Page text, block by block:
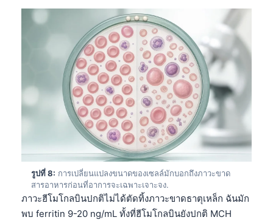
รูปที่ 8: การเปลี่ยนแปลงขนาดของเซลล์มักบอกถึงภาวะขาด
สารอาหารก่อนที่อาการจะเฉพาะเจาะจง.
ภาวะฮีโมโกลบินปกติไม่ได้ตัดทิ้งภาวะขาดธาตุเหล็ก ฉันมัก
พบ ferritin 9-20 ng/mL ทั้งที่ฮีโมโกลบินยังปกติ MCH
Italiano
Ελληνικά
Türkçe
Română
简体中文
فارسی
Български
Dansk